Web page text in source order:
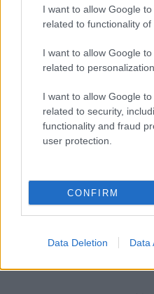
I want to allow Google
related to functionality of
I want to allow Google
related to personalization.
I want to allow Google
related to security,
functionality and fraud
user protection.
CONFIRM
Data Deletion Data
Előző cikk
Bezzecchi reagált a Martínnal
gondolta, hogy Bagnaia
motorjából jön a füst